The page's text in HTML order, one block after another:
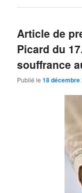
Article de
Picard du
souffrance
Publié le18 décembre